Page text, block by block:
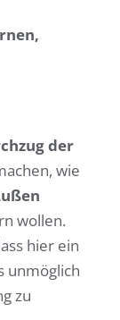
der
wie
wollen.
hier ein
unmöglich
zu